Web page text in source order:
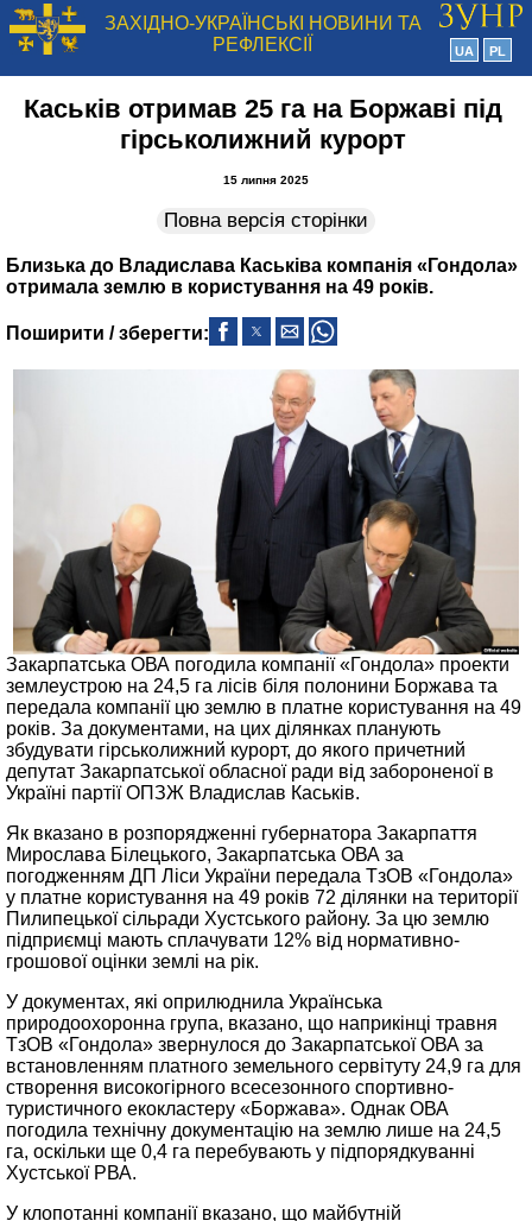
ЗАХІДНО-УКРАЇНСЬКІ НОВИНИ ТА
РЕФЛЕКСІЇ
UA PL
Каськів отримав 25 га на Боржаві під
гірськолижний курорт
15 липня 2025
Повна версія сторінки
Близька до Владислава Каськіва компанія «Гондола»
отримала землю в користування на 49 років.
Поширити / зберегти:
Закарпатська ОВА погодила компанії «Гондола» проекти
землеустрою на 24,5 га лісів біля полонини Боржава та
передала компанії цю землю в платне користування на 49
років. За документами, на цих ділянках планують
збудувати гірськолижний курорт, до якого причетний
депутат Закарпатської обласної ради від забороненої в
Україні партії ОПЗЖ Владислав Каськів.
Як вказано в розпорядженні губернатора Закарпаття
Мирослава Білецького, Закарпатська ОВА за
погодженням ДП Ліси України передала ТзОВ «Гондола»
у платне користування на 49 років 72 ділянки на території
Пилипецької сільради Хустського району. За цю землю
підприємці мають сплачувати 12% від нормативно-
грошової оцінки землі на рік.
У документах, які оприлюднила Українська
природоохоронна група, вказано, що наприкінці травня
ТзОВ «Гондола» звернулося до Закарпатської ОВА за
встановленням платного земельного сервітуту 24,9 га для
створення високогірного всесезонного спортивно-
туристичного екокластеру «Боржава». Однак ОВА
погодила технічну документацію на землю лише на 24,5
га, оскільки ще 0,4 га перебувають у підпорядкуванні
Хустської РВА.
У клопотанні компанії вказано, що майбутній